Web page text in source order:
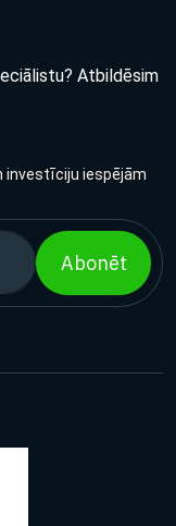
Atbildēsim
investīciju iespējām
Abonēt